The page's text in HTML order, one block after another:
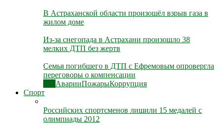
В Астраханской области произошёл взрыв газа в
жилом доме
Из-за снегопада в Астрахани произошло 38
мелких ДТП без жертв
Семья погибшего в ДТП с Ефремовым опровергла
переговоры о компенсации
АварииПожарыКоррупция
Спорт
Российских спортсменов лишили 15 медалей с
олимпиады 2012